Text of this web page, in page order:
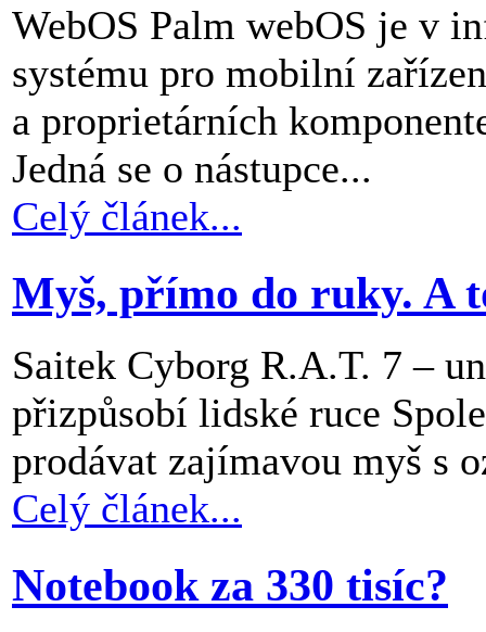
WebOS Palm webOS je v
systému pro mobilní
a proprietárních
Jedná se o nástupce...
Celý článek...
Myš, přímo do ruky. A
Saitek Cyborg R.A.T. 7 –
přizpůsobí lidské ruce
prodávat zajímavou myš s
Celý článek...
Notebook za 330 tisíc?